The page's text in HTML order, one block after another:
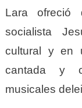
Lara ofreció
socialista
cultural y en
cantada y
musicales